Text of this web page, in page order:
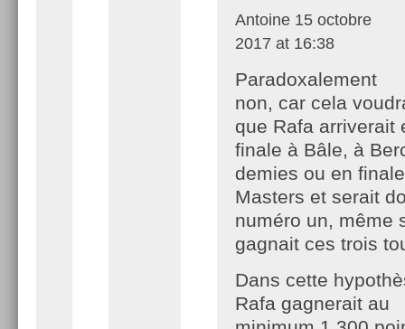
Antoine 15 octobre
2017 at 16:38
Paradoxalement
non, car cela
que Rafa arriverait
finale à Bâle, à
demies ou en
Masters et serait
numéro un, même
gagnait ces trois
Dans cette
Rafa gagnerait au